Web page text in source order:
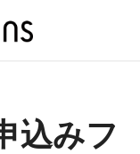
込みフ